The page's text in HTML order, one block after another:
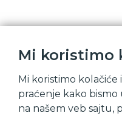
Mi koristimo
Mi koristimo
praćenje kako
na našem veb sajtu,